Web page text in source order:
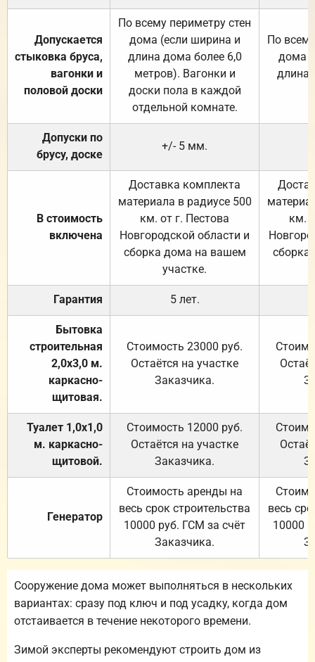
Допускается
стыковка бруса,
вагонки и
половой доски
По всему периметру стен
дома (если ширина и
длина дома более 6,0
метров). Вагонки и
доски пола в каждой
отдельной комнате.
По
дома
длина
Допуски по
брусу, доске
+/- 5 мм.
В стоимость
включена
Доставка комплекта
материала в радиусе 500
км. от г. Пестова
Новгородской области и
сборка дома на вашем
участке.
км.
Гарантия 5 лет.
Бытовка
строительная
2,0х3,0 м.
каркасно-
щитовая.
Стоимость 23000 руб.
Остаётся на участке
Заказчика.
Туалет 1,0х1,0
м. каркасно-
щитовой.
Стоимость 12000 руб.
Остаётся на участке
Заказчика.
Генератор
Стоимость аренды на
весь срок строительства
10000 руб. ГСМ за счёт
Заказчика.
весь
10000
Сооружение дома может выполняться в нескольких
вариантах: сразу под ключ и под усадку, когда дом
отстаивается в течение некоторого времени.
Зимой эксперты рекомендуют строить дом из